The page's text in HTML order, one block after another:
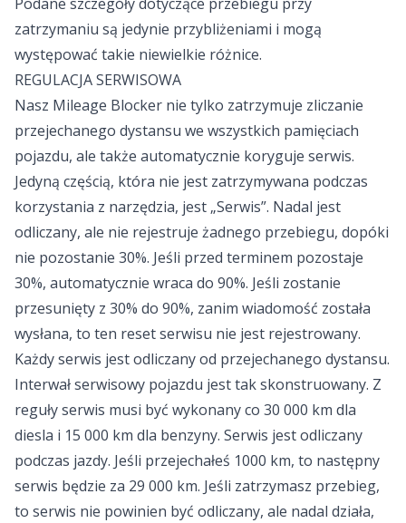
zatrzymaniu są jedynie przybliżeniami i mogą
występować takie niewielkie różnice.
REGULACJA SERWISOWA
Nasz Mileage Blocker nie tylko zatrzymuje zliczanie
przejechanego dystansu we wszystkich pamięciach
pojazdu, ale także automatycznie koryguje serwis.
Jedyną częścią, która nie jest zatrzymywana podczas
korzystania z narzędzia, jest „Serwis”. Nadal jest
odliczany, ale nie rejestruje żadnego przebiegu, dopóki
nie pozostanie 30%. Jeśli przed terminem pozostaje
30%, automatycznie wraca do 90%. Jeśli zostanie
przesunięty z 30% do 90%, zanim wiadomość została
wysłana, to ten reset serwisu nie jest rejestrowany.
Każdy serwis jest odliczany od przejechanego dystansu.
Interwał serwisowy pojazdu jest tak skonstruowany. Z
reguły serwis musi być wykonany co 30 000 km dla
diesla i 15 000 km dla benzyny. Serwis jest odliczany
podczas jazdy. Jeśli przejechałeś 1000 km, to następny
serwis będzie za 29 000 km. Jeśli zatrzymasz przebieg,
to serwis nie powinien być odliczany, ale nadal działa,